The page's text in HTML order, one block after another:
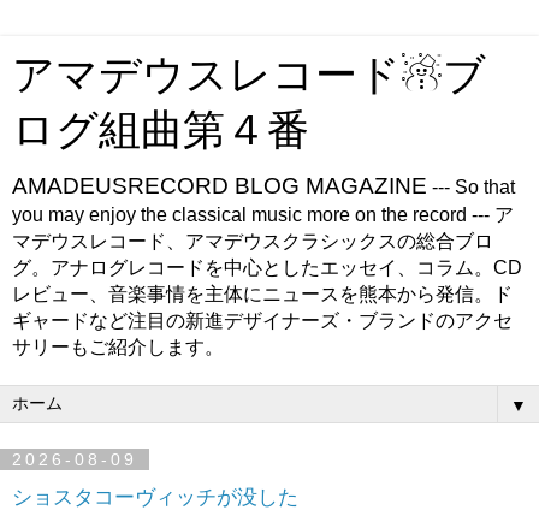
アマデウスレコード☃ブ
ログ組曲第４番
AMADEUSRECORD BLOG MAGAZINE --- So that
you may enjoy the classical music more on the record --- ア
マデウスレコード、アマデウスクラシックスの総合ブロ
グ。アナログレコードを中心としたエッセイ、コラム。CD
レビュー、音楽事情を主体にニュースを熊本から発信。ド
ギャードなど注目の新進デザイナーズ・ブランドのアクセ
サリーもご紹介します。
▼
2026-08-09
ショスタコーヴィッチが没した